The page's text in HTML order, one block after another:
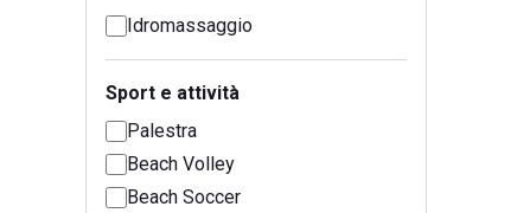
Idromassaggio
Sport e attività
Palestra
Beach Volley
Beach Soccer